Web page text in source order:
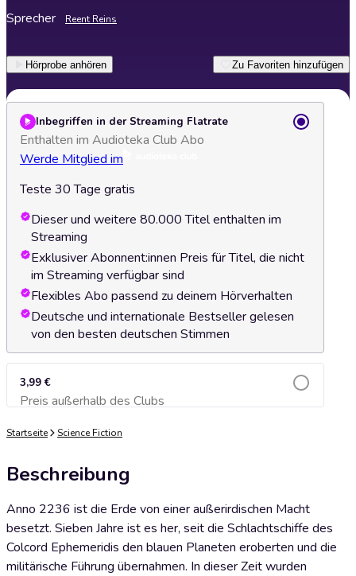
Sprecher Reent Reins
Hörprobe anhören Zu Favoriten hinzufügen
Inbegriffen in der Streaming Flatrate
Enthalten im Audioteka Club Abo
Werde Mitglied im
Teste 30 Tage gratis
Dieser und weitere 80.000 Titel enthalten im
Streaming
Exklusiver Abonnent:innen Preis für Titel, die nicht
im Streaming verfügbar sind
Flexibles Abo passend zu deinem Hörverhalten
Deutsche und internationale Bestseller gelesen
von den besten deutschen Stimmen
3,99 €
Preis außerhalb des ClubsZum Warenkorb hinzufügen
Startseite Science Fiction
Beschreibung
Anno 2236 ist die Erde von einer außerirdischen Macht
besetzt. Sieben Jahre ist es her, seit die Schlachtschiffe des
Colcord Ephemeridis den blauen Planeten eroberten und die
militärische Führung übernahmen. In dieser Zeit wurden